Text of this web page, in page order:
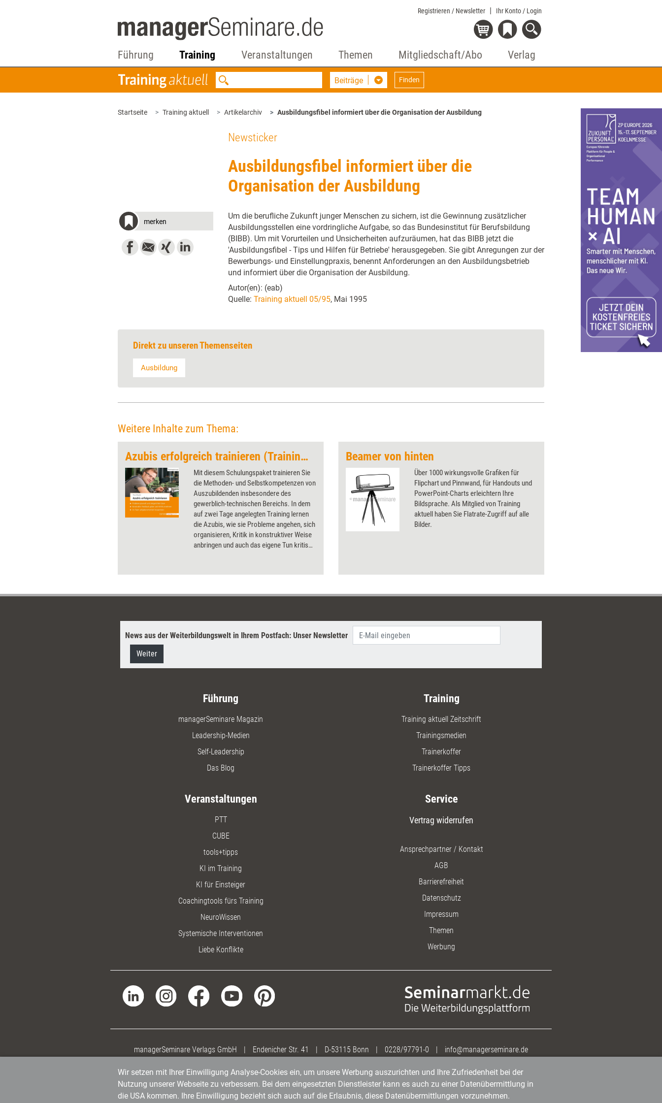
Registrieren / Newsletter Ihr Konto / Login
Führung Training Veranstaltungen Themen Mitgliedschaft/Abo Verlag
Beiträge Finden
Startseite Training aktuell Artikelarchiv Ausbildungsfibel informiert über die Organisation der Ausbildung
Newsticker
Ausbildungsfibel informiert über die
Organisation der Ausbildung
merken
Um die berufliche Zukunft junger Menschen zu sichern, ist die Gewinnung zusätzlicher
Ausbildungsstellen eine vordringliche Aufgabe, so das Bundesinstitut für Berufsbildung
(BIBB). Um mit Vorurteilen und Unsicherheiten aufzuräumen, hat das BIBB jetzt die
'Ausbildungsfibel - Tips und Hilfen für Betriebe' herausgegeben. Sie gibt Anregungen zur der
Bewerbungs- und Einstellungpraxis, benennt Anforderungen an den Ausbildungsbetrieb
und informiert über die Organisation der Ausbildung.
Autor(en): (eab)
Quelle: Training aktuell 05/95, Mai 1995
Direkt zu unseren Themenseiten
Ausbildung
Weitere Inhalte zum Thema:
Azubis erfolgreich trainieren (Trainingskonzept)
Mit diesem Schulungspaket trainieren Sie
die Methoden- und Selbstkompetenzen von
Auszubildenden insbesondere des
gewerblich-technischen Bereichs. In dem
auf zwei Tage angelegten Training lernen
die Azubis, wie sie Probleme angehen, sich
organisieren, Kritik in konstruktiver Weise
anbringen und auch das eigene Tun kritisch
Beamer von hinten
Über 1000 wirkungsvolle Grafiken für
Flipchart und Pinnwand, für Handouts und
PowerPoint-Charts erleichtern Ihre
Bildsprache. Als Mitglied von Training
aktuell haben Sie Flatrate-Zugriff auf alle
Bilder.
News aus der Weiterbildungswelt in Ihrem Postfach: Unser Newsletter
Weiter
Führung
managerSeminare Magazin
Leadership-Medien
Self-Leadership
Das Blog
Training
Training aktuell Zeitschrift
Trainingsmedien
Trainerkoffer
Trainerkoffer Tipps
Veranstaltungen
PTT
CUBE
tools+tipps
KI im Training
KI für Einsteiger
Coachingtools fürs Training
NeuroWissen
Systemische Interventionen
Liebe Konflikte
Service
Vertrag widerrufen
Ansprechpartner / Kontakt
AGB
Barrierefreiheit
Datenschutz
Impressum
Themen
Werbung
managerSeminare Verlags GmbH | Endenicher Str. 41 | D-53115 Bonn | 0228/97791-0 | info@managerseminare.de
Wir setzen mit Ihrer Einwilligung Analyse-Cookies ein, um unsere Werbung auszurichten und Ihre Zufriedenheit bei der
Nutzung unserer Webseite zu verbessern. Bei dem eingesetzten Dienstleister kann es auch zu einer Datenübermittlung in
die USA kommen. Ihre Einwilligung bezieht sich auch auf die Erlaubnis, diese Datenübermittlungen vorzunehmen.